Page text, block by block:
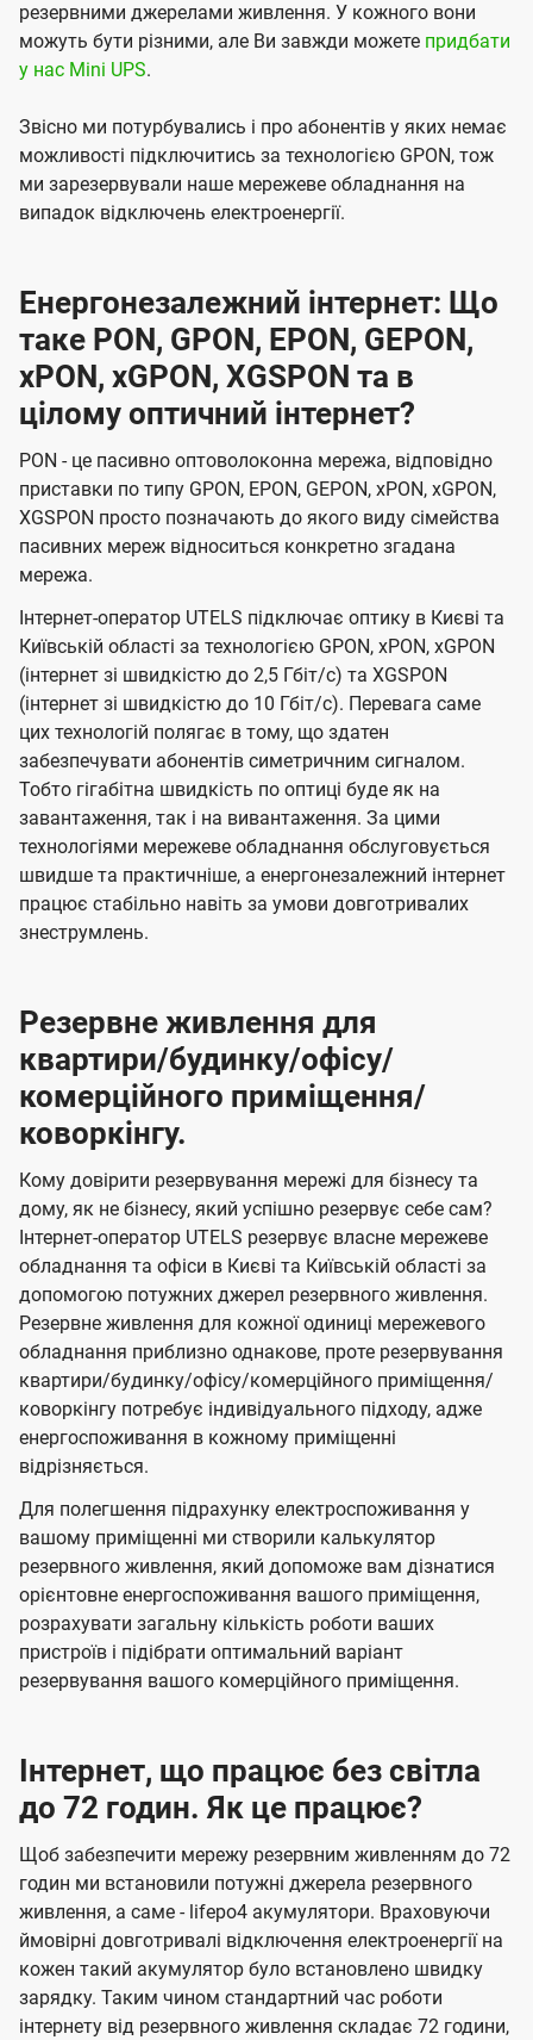
резервними джерелами живлення. У кожного вони
можуть бути різними, але Ви завжди можете придбати
у нас Mini UPS.
Звісно ми потурбувались і про абонентів у яких немає
можливості підключитись за технологією GPON, тож
ми зарезервували наше мережеве обладнання на
випадок відключень електроенергії.
Енергонезалежний інтернет: Що
таке PON, GPON, EPON, GEPON,
xPON, xGPON, XGSPON та в
цілому оптичний інтернет?
PON - це пасивно оптоволоконна мережа, відповідно
приставки по типу GPON, EPON, GEPON, xPON, xGPON,
XGSPON просто позначають до якого виду сімейства
пасивних мереж відноситься конкретно згадана
мережа.
Інтернет-оператор UTELS підключає оптику в Києві та
Київській області за технологією GPON, xPON, xGPON
(інтернет зі швидкістю до 2,5 Гбіт/с) та XGSPON
(інтернет зі швидкістю до 10 Гбіт/с). Перевага саме
цих технологій полягає в тому, що здатен
забезпечувати абонентів симетричним сигналом.
Тобто гігабітна швидкість по оптиці буде як на
завантаження, так і на вивантаження. За цими
технологіями мережеве обладнання обслуговується
швидше та практичніше, а енергонезалежний інтернет
працює стабільно навіть за умови довготривалих
знеструмлень.
Резервне живлення для
квартири/будинку/офісу/
комерційного приміщення/
коворкінгу.
Кому довірити резервування мережі для бізнесу та
дому, як не бізнесу, який успішно резервує себе сам?
Інтернет-оператор UTELS резервує власне мережеве
обладнання та офіси в Києві та Київській області за
допомогою потужних джерел резервного живлення.
Резервне живлення для кожної одиниці мережевого
обладнання приблизно однакове, проте резервування
квартири/будинку/офісу/комерційного приміщення/
коворкінгу потребує індивідуального підходу, адже
енергоспоживання в кожному приміщенні
відрізняється.
Для полегшення підрахунку електроспоживання у
вашому приміщенні ми створили калькулятор
резервного живлення, який допоможе вам дізнатися
орієнтовне енергоспоживання вашого приміщення,
розрахувати загальну кількість роботи ваших
пристроїв і підібрати оптимальний варіант
резервування вашого комерційного приміщення.
Інтернет, що працює без світла
до 72 годин. Як це працює?
Щоб забезпечити мережу резервним живленням до 72
годин ми встановили потужні джерела резервного
живлення, а саме - lifepo4 акумулятори. Враховуючи
ймовірні довготривалі відключення електроенергії на
кожен такий акумулятор було встановлено швидку
зарядку. Таким чином стандартний час роботи
інтернету від резервного живлення складає 72 години,